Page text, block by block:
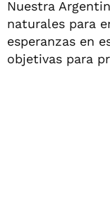
Nuestra
naturales para
esperanzas en
objetivas para